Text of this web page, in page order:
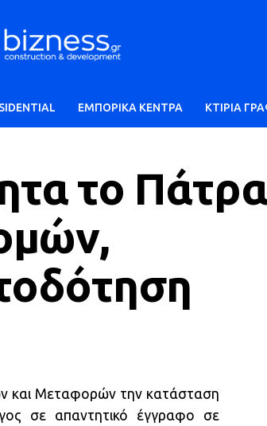
ΕΜΠΟΡΙΚΑ ΚΕΝΤΡΑ ΚΤΙΡΙΑ
το
και Μεταφορών την κατάσταση
σε απαντητικό έγγραφο σε